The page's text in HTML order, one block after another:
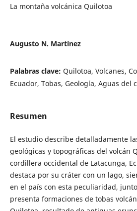
La montaña volcánica Quilotoa
Augusto N. Martínez
Palabras clave: Quilotoa, Volcanes,
Ecuador, Tobas, Geología, Aguas del
Resumen
El estudio describe detalladamente
geológicas y topográficas del volcán
cordillera occidental de Latacunga,
destaca por su cráter con un lago,
en el país con esta peculiaridad,
presenta formaciones de tobas